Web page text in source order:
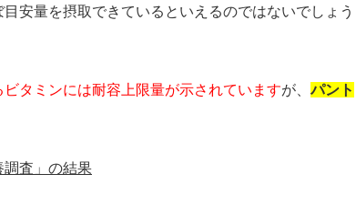
安量を摂取できているといえるのではないでしょう
タミンには耐容上限量が示されていますが、パント
調査」の結果